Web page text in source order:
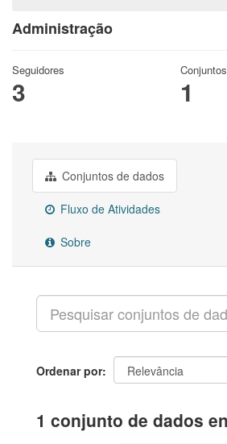
Administração
Seguidores
3 1
Conjuntos de dados
Fluxo de Atividades
Sobre
Ordenar por
1 conjunto de dados